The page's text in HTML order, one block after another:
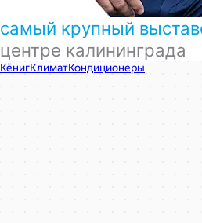
самый крупный
центре калининграда
КёнигКлимат
Кондиционеры в Калининграде